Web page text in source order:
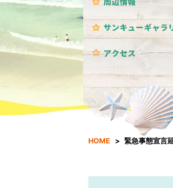
HOME 緊急事態宣言